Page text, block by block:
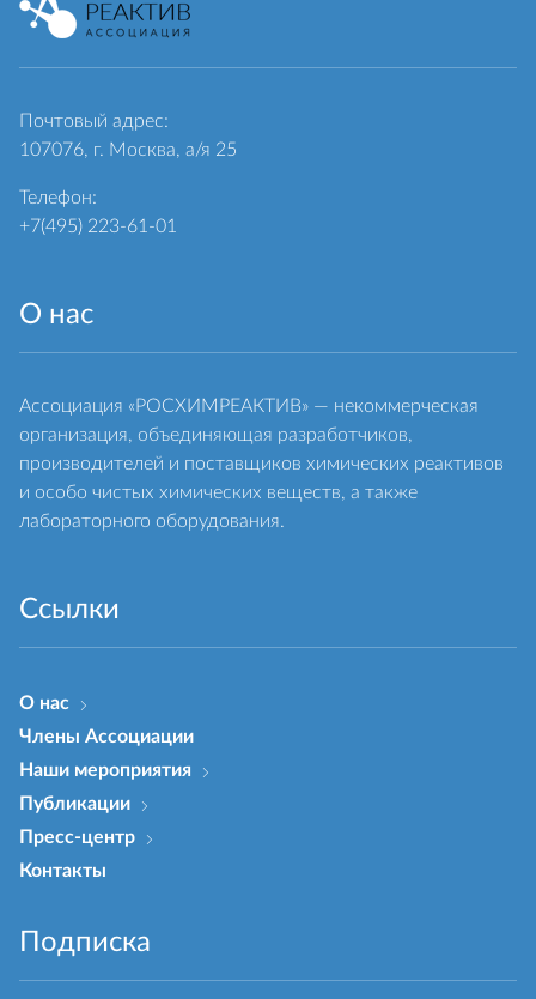
Почтовый адрес:
107076, г. Москва, а/я 25
Телефон:
+7(495) 223-61-01
О нас
Ассоциация «РОСХИМРЕАКТИВ» — некоммерческая
организация, объединяющая разработчиков,
производителей и поставщиков химических реактивов
и особо чистых химических веществ, а также
лабораторного оборудования.
Ссылки
О нас
Члены Ассоциации
Наши мероприятия
Публикации
Пресс-центр
Контакты
Подписка